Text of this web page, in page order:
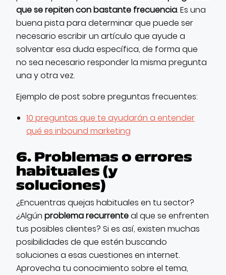
que se repiten con bastante frecuencia. Es una
buena pista para determinar que puede ser
necesario escribir un artículo que ayude a
solventar esa duda específica, de forma que
no sea necesario responder la misma pregunta
una y otra vez.
Ejemplo de post sobre preguntas frecuentes:
10 preguntas que te ayudarán a entender
qué es inbound marketing
6. Problemas o errores
habituales (y
soluciones)
¿Encuentras quejas habituales en tu sector?
¿Algún problema recurrenteal que se enfrenten
tus posibles clientes? Si es así, existen muchas
posibilidades de que estén buscando
soluciones a esas cuestiones en internet.
Aprovecha tu conocimiento sobre el tema,